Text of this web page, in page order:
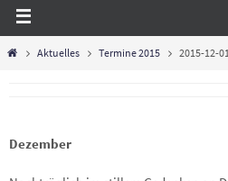
StartAktuelles Termine 2015 2015-12-
Dezember